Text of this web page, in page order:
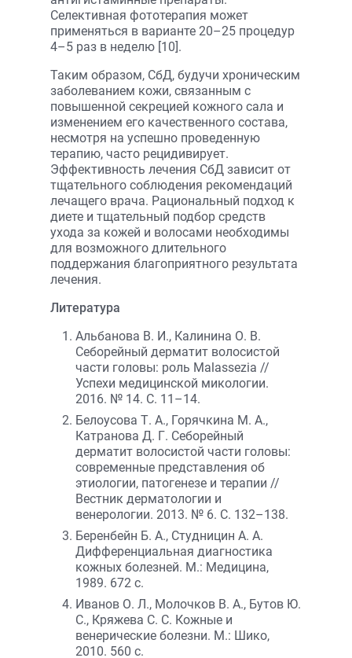
Селективная фототерапия может
применяться в варианте 20–25 процедур
4–5 раз в неделю [10].
Таким образом, СбД, будучи хроническим
заболеванием кожи, связанным с
повышенной секрецией кожного сала и
изменением его качественного состава,
несмотря на успешно проведенную
терапию, часто рецидивирует.
Эффективность лечения СбД зависит от
тщательного соблюдения рекомендаций
лечащего врача. Рациональный подход к
диете и тщательный подбор средств
ухода за кожей и волосами необходимы
для возможного длительного
поддержания благоприятного результата
лечения.
Литература
Альбанова В. И., Калинина О. В.
Себорейный дерматит волосистой
части головы: роль Malassezia //
Успехи медицинской микологии.
2016. № 14. С. 11–14.
Белоусова Т. А., Горячкина М. А.,
Катранова Д. Г. Себорейный
дерматит волосистой части головы:
современные представления об
этиологии, патогенезе и терапии //
Вестник дерматологии и
венерологии. 2013. № 6. С. 132–138.
Беренбейн Б. А., Студницин А. А.
Дифференциальная диагностика
кожных болезней. М.: Медицина,
1989. 672 с.
Иванов О. Л., Молочков В. А., Бутов Ю.
С., Кряжева С. С. Кожные и
венерические болезни. М.: Шико,
2010. 560 с.